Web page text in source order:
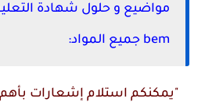
bem جميع المواد:
"يمكنكم استلام إشعارات